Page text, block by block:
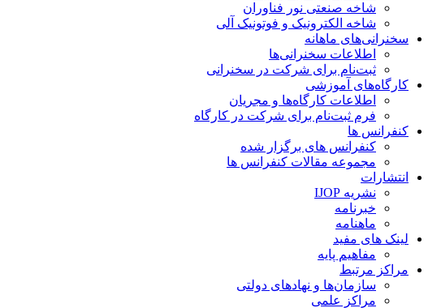
شاخه صنعتی نور فناوران
شاخه‌ الکترونیک و فوتونیک آلی
سخنرانی‌های ماهانه
اطلاعات سخنرانی‌‌ها
ثبت‌نام برای شرکت در سخنرانی
کارگاه‌های آموزشی
اطلاعات کارگاه‌ها و مجریان
فرم ثبت‌نام برای شرکت در کارگاه
کنفرانس ها
کنفرانس های برگزار شده
مجموعه مقالات کنفرانس ها
انتشارات
نشریه IJOP
خبرنامه
ماهنامه
لینک های مفید
مفاهیم پایه
مراکز مرتبط
سازمان‌ها و نهادهای دولتی
مراکز علمی